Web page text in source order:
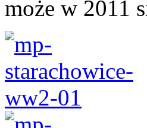
może w 2011